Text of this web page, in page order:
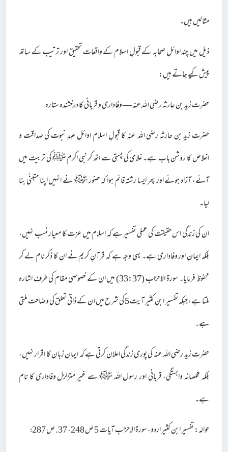
مثالیں ہیں۔
ذیل میں چند اوائلِ صحابہ کے قبولِ اسلام کے واقعات تحقیق اور ترتیب کے ساتھ
پیش کیے جاتے ہیں:
حضرت زید بن حارثہ رضی اللہ عنہ — وفاداری و قربانی کا درخشندہ ستارہ
حضرت زید بن حارثہ رضی اللہ عنہ کا قبولِ اسلام اوائلِ عہدِ نبوت کی صداقت و
اخلاص کا روشن باب ہے۔ غلامی کی پستی سے اٹھ کر نبی اکرم ﷺ کی تربیت میں
آئے، آزاد ہوئے اور پھر ایسا رشتہ قائم ہوا کہ حضور ﷺ نے انہیں اپنا متبنّٰی بنا
لیا۔
ان کی زندگی اس حقیقت کی عملی تفسیر ہے کہ اسلام میں عزت کا معیار نسب نہیں،
بلکہ ایمان اور وفاداری ہے۔ یہی وجہ ہے کہ قرآنِ کریم نے ان کا ذکر نام لے کر
محفوظ فرمایا۔ سورۃ الاحزاب (33:37) میں ان کے خصوصی مقام کی طرف اشارہ
ملتا ہے، جبکہ تفسیر ابنِ کثیر آیت 5 کی شرح میں ان کے ذاتی تعلق کی وضاحت ملتی
ہے۔
حضرت زید رضی اللہ عنہ کی پوری زندگی اعلان کرتی ہے کہ ایمان زبان کا اقرار نہیں،
بلکہ مخلصانہ وابستگی، قربانی اور رسول اللہ ﷺ سے غیر متزلزل وفاداری کا نام
ہے۔
حوالہ: تفسیر ابن کثیر اردو، سورۃ الاحزاب آیات 5 ص 248، 37. ص 287؛